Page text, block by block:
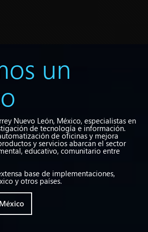
un
Nuevo León, México, especialistas en
de tecnología e información.
de oficinas y mejora
y servicios abarcan el sector
educativo, comunitario entre
base de implementaciones,
y otros países.